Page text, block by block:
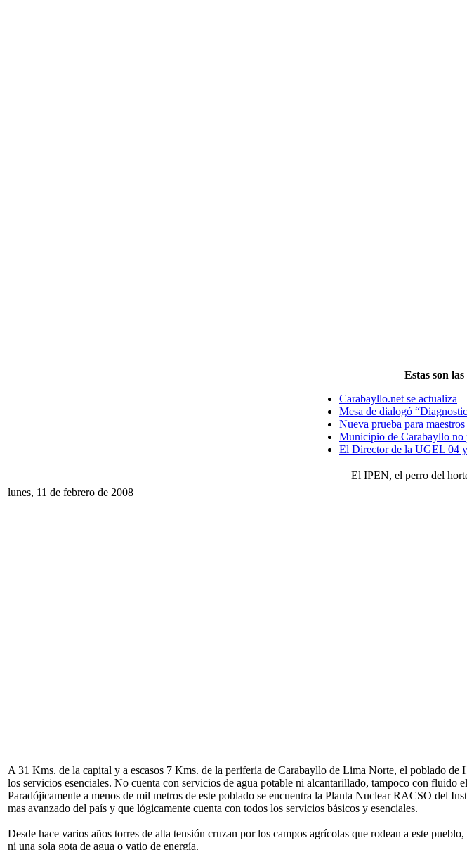
Estas son
Carabayllo.net se actualiza
Mesa de dialogó
Nueva prueba para
Municipio de Carabayllo no
El Director de la UGEL 04
El IPEN, el perro del
lunes, 11 de febrero de 2008
A 31 Kms. de la capital y a escasos 7 Kms. de la periferia de Carabayllo de Lima Norte, el poblado
los servicios esenciales. No cuenta con servicios de agua potable ni alcantarillado, tampoco con fluido
Paradójicamente a menos de mil metros de este poblado se encuentra la Planta Nuclear RACSO del
mas avanzado del país y que lógicamente cuenta con todos los servicios básicos y esenciales.
Desde hace varios años torres de alta tensión cruzan por los campos agrícolas que rodean a este
ni una sola gota de agua o vatio de energía.